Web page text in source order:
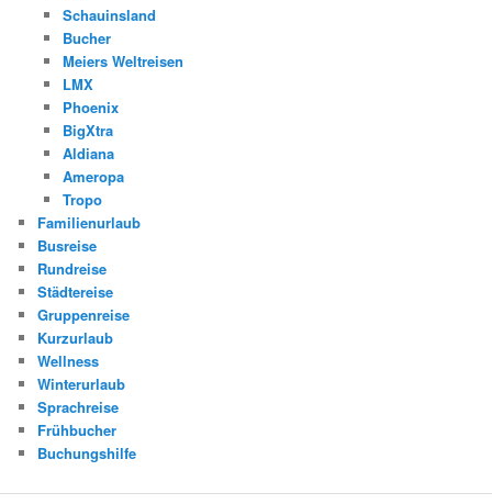
Schauinsland
Bucher
Meiers Weltreisen
LMX
Phoenix
BigXtra
Aldiana
Ameropa
Tropo
Familienurlaub
Busreise
Rundreise
Städtereise
Gruppenreise
Kurzurlaub
Wellness
Winterurlaub
Sprachreise
Frühbucher
Buchungshilfe